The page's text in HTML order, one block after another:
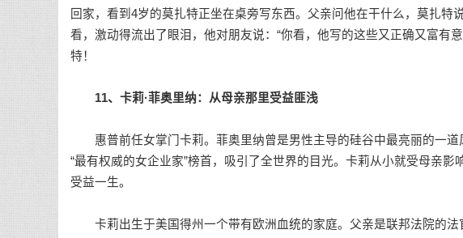
回家，看到4岁的莫扎特正坐在桌旁写东西。父亲问他在干什么，莫扎特
看，激动得流出了眼泪，他对朋友说：“你看，他写的这些又正确又富有
特！
11、卡莉·菲奥里纳：从母亲那里受益匪浅
惠普前任女掌门卡莉。菲奥里纳曾是男性主导的硅谷中最亮丽的一道
“最有权威的女企业家”榜首，吸引了全世界的目光。卡莉从小就受母亲
受益一生。
卡莉出生于美国得州一个带有欧洲血统的家庭。父亲是联邦法院的法